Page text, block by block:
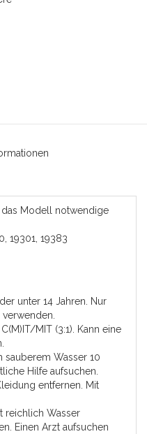
das Modell notwendige
19301, 19383
unter 14 Jahren. Nur
MIT (3:1). Kann eine
sauberem Wasser 10
Hilfe aufsuchen.
entfernen. Mit
reichlich Wasser
Einen Arzt aufsuchen